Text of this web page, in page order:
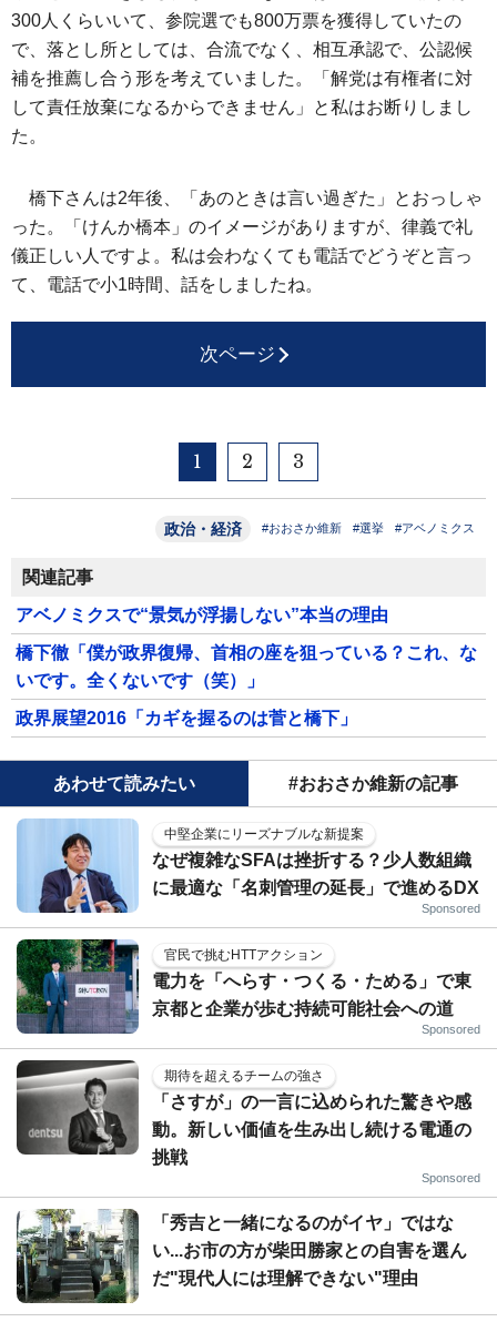
300人くらいいて、参院選でも800万票を獲得していたの
で、落とし所としては、合流でなく、相互承認で、公認候
補を推薦し合う形を考えていました。「解党は有権者に対
して責任放棄になるからできません」と私はお断りしまし
た。
橋下さんは2年後、「あのときは言い過ぎた」とおっしゃ
った。「けんか橋本」のイメージがありますが、律義で礼
儀正しい人ですよ。私は会わなくても電話でどうぞと言っ
て、電話で小1時間、話をしましたね。
次ページ
1 2 3
政治・経済 #おおさか維新 #選挙 #アベノミクス
関連記事
アベノミクスで“景気が浮揚しない”本当の理由
橋下徹「僕が政界復帰、首相の座を狙っている？これ、な
いです。全くないです（笑）」
政界展望2016「カギを握るのは菅と橋下」
あわせて読みたい #おおさか維新の記事
中堅企業にリーズナブルな新提案
なぜ複雑なSFAは挫折する？少人数組織
に最適な「名刺管理の延長」で進めるDX
Sponsored
官民で挑むHTTアクション
電力を「へらす・つくる・ためる」で東
京都と企業が歩む持続可能社会への道
Sponsored
期待を超えるチームの強さ
「さすが」の一言に込められた驚きや感
動。新しい価値を生み出し続ける電通の
挑戦
Sponsored
「秀吉と一緒になるのがイヤ」ではな
い...お市の方が柴田勝家との自害を選ん
だ"現代人には理解できない"理由